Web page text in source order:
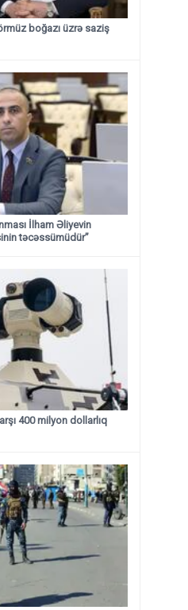
boğazı üzrə saziş
İlham Əliyevin
təcəssümüdür”
400 milyon dollarlıq